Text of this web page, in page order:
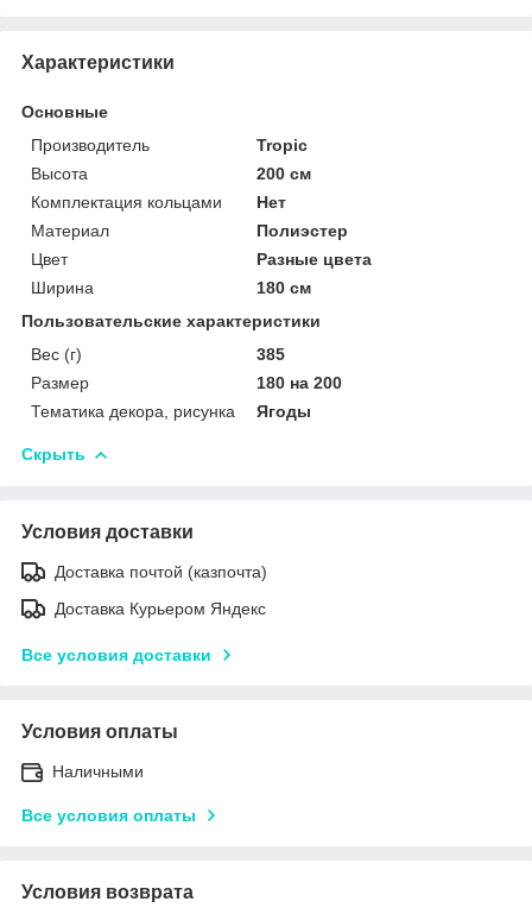
Характеристики
Основные
Производитель
Tropic
Высота
200 см
Комплектация кольцами
Нет
Материал
Полиэстер
Цвет
Разные цвета
Ширина
180 см
Пользовательские характеристики
Вес (г)
385
Размер
180 на 200
Тематика декора, рисунка
Ягоды
Скрыть
Условия доставки
Доставка почтой (казпочта)
Доставка Курьером Яндекс
Все условия доставки
Условия оплаты
Наличными
Все условия оплаты
Условия возврата